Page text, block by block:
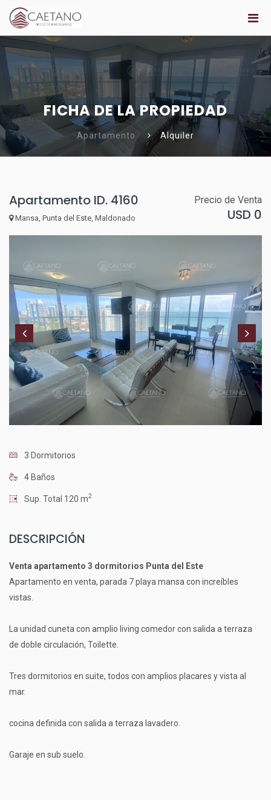
FICHA DE LA PROPIEDAD
Apartamento Alquiler
Apartamento ID. 4160
Mansa, Punta del Este, Maldonado
Precio de Venta
USD 0
3 Dormitorios
4 Baños
Sup. Total 120 m2
DESCRIPCIÓN
Venta apartamento 3 dormitorios Punta del Este
Apartamento en venta, parada 7 playa mansa con increíbles
vistas.
La unidad cuneta con amplio living comedor con salida a terraza
de doble circulación, Toilette.
Tres dormitorios en suite, todos con amplios placares y vista al
mar.
cocina definida con salida a terraza lavadero.
Garaje en sub suelo.